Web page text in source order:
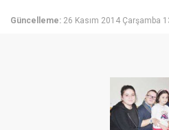
Güncelleme: 26 Kasım 2014 Çarşamba